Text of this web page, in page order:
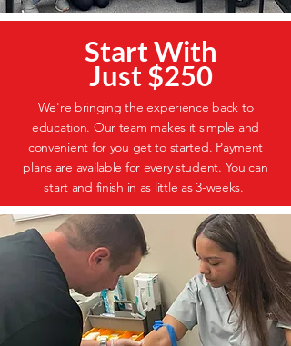
Start With
Just $250
We're bringing the experience back to
education. Our team makes it simple and
convenient for you get to started. Payment
plans are available for every student. You can
start and finish in as little as 3-weeks.